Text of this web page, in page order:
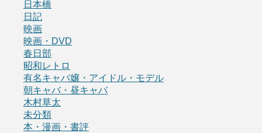
日本橋
日記
映画
映画・DVD
春日部
昭和レトロ
有名キャバ嬢・アイドル・モデル
朝キャバ・昼キャバ
木村草太
未分類
本・漫画・書評